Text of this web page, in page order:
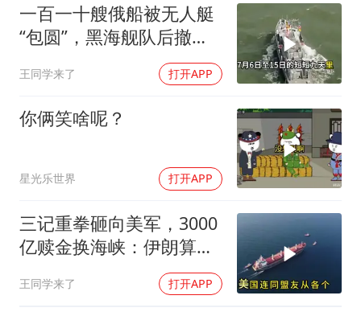
“新疆阿勒泰八月能滑雪”不实
U17国足点球大战淘汰河床晋级决赛
夯实基础开新局
一百一十艘俄船被无人艇
“包圆”，黑海舰队后撤数
百里，制海权彻底易手
王同学来了 打开APP
你俩笑啥呢？
星光乐世界 打开APP
三记重拳砸向美军，3000
亿赎金换海峡：伊朗算准
王同学来了 打开APP